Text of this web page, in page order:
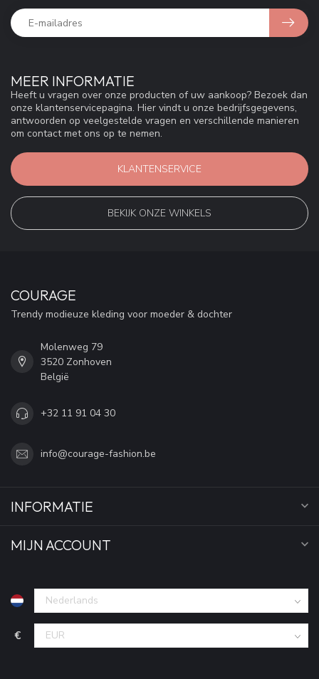
MEER INFORMATIE
Heeft u vragen over onze producten of uw aankoop? Bezoek dan
onze klantenservicepagina. Hier vindt u onze bedrijfsgegevens,
antwoorden op veelgestelde vragen en verschillende manieren
om contact met ons op te nemen.
KLANTENSERVICE
BEKIJK ONZE WINKELS
COURAGE
Trendy modieuze kleding voor moeder & dochter
Molenweg 79
3520 Zonhoven
België
+32 11 91 04 30
info@courage-fashion.be
INFORMATIE
MIJN ACCOUNT
€